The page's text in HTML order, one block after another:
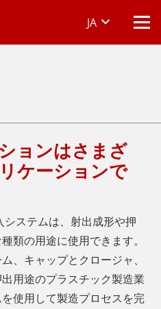
JA
ョンはさまざ
ケーションで
ステムは、射出成形や押
類の用途に使用できます。
、キャップとクロージャ、
用途のプラスチック製造業
使用して製造プロセスを完